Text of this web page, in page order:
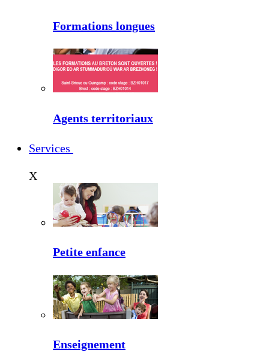
Formations longues
Agents territoriaux
Services
X
Petite enfance
Enseignement